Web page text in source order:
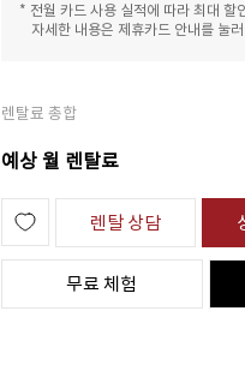
* 전월 카드 사용 실적에 따라 최대 할
자세한 내용은 제휴카드 안내를 눌
렌탈료 총합
예상 월 렌탈료
렌탈 상담
무료 체험